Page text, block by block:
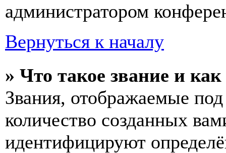
администратором
Вернуться к началу
» Что такое звание и
Звания, отображаемые
количество созданных
идентифицируют